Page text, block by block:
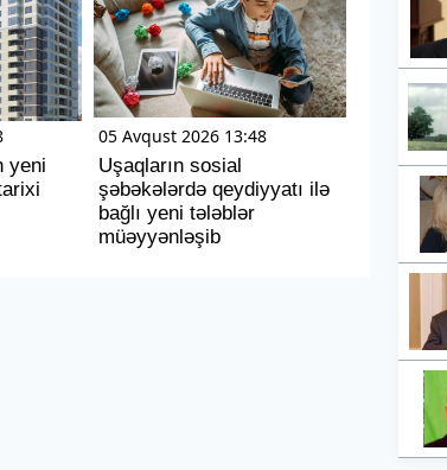
yeni
05 Avqust 2026 13:48
Uşaqların sosial
şəbəkələrdə qeydiyyatı ilə
bağlı yeni tələblər
müəyyənləşib